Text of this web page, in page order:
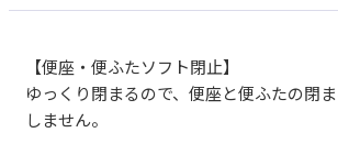
【便座・便ふたソフト閉止】
ゆっくり閉まるので、便座と便ふたの閉
しません。